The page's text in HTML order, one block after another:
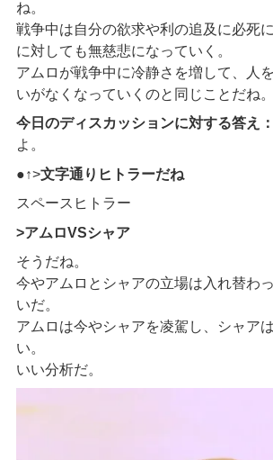
ね。
戦争中は自分の欲求や利の追及に必死
に対しても無慈悲になっていく。
アムロが戦争中に冷静さを増して、人
いがなくなっていくのと同じことだね。
今日のディスカッションに対する答え：
よ。
●↑>文字通りヒトラーだね
スペースヒトラー
>アムロVSシャア
そうだね。
今やアムロとシャアの立場は入れ替わ
いだ。
アムロは今やシャアを凌駕し、シャア
い。
いい分析だ。